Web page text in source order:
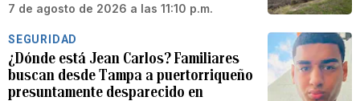
7 de agosto de 2026 a las 11:10 p.m.
SEGURIDAD
¿Dónde está Jean Carlos? Familiares
buscan desde Tampa a puertorriqueño
presuntamente desparecido en